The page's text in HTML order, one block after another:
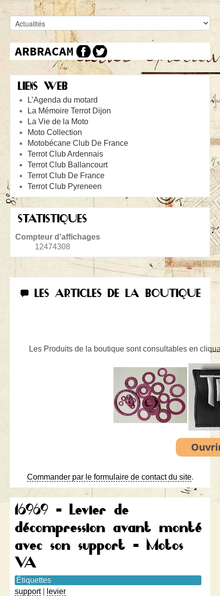
LIENS WEB
L’Agenda du motard
La Mémoire Terrot Dijon
La Vie de la Moto
Moto Collection
Motobécane Club De France
Terrot Club Ardennais
Terrot Club Ballancourt
Terrot Club De France
Terrot Club Pyreneen
STATISTIQUES
Compteur d'affichages
12474308
LES ARTICLES DE LA BOUTIQUE
Les Produits de la boutique sont consultables en
Commander par le formulaire de contact du site.
16969 - Levier de
décompression avant monté
avec son support - Motos
VA
Étiquettes
support| levier